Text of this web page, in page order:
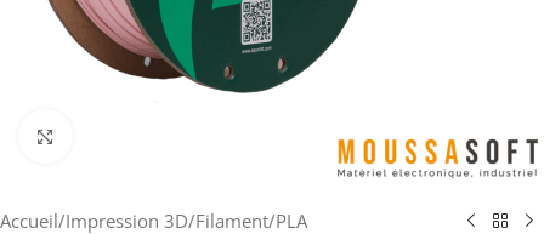
Accueil/Impression 3D/Filament/PLA